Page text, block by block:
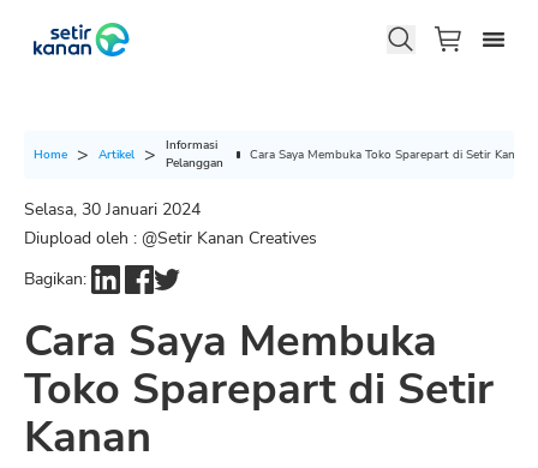
Home Artikel
Informasi
Pelanggan
Cara Saya Membuka Toko Sparepart di Setir Kanan
Selasa, 30 Januari 2024
Diupload oleh : @Setir Kanan Creatives
Bagikan:
Cara Saya Membuka
Toko Sparepart di Setir
Kanan